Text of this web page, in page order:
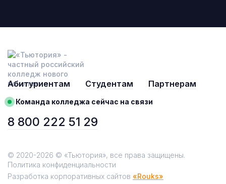
Абитуриентам Студентам Партнерам
Команда колледжа сейчас на связи
8 800 222 51 29
© 2020-2026 © «Тьютория», все права защищены.
Политика конфиденциальности
Разработка корпоративных сайтов «Rouks»